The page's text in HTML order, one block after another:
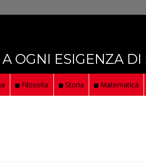
OGNI ESIGENZA DI
Filosofia Storia Matematica